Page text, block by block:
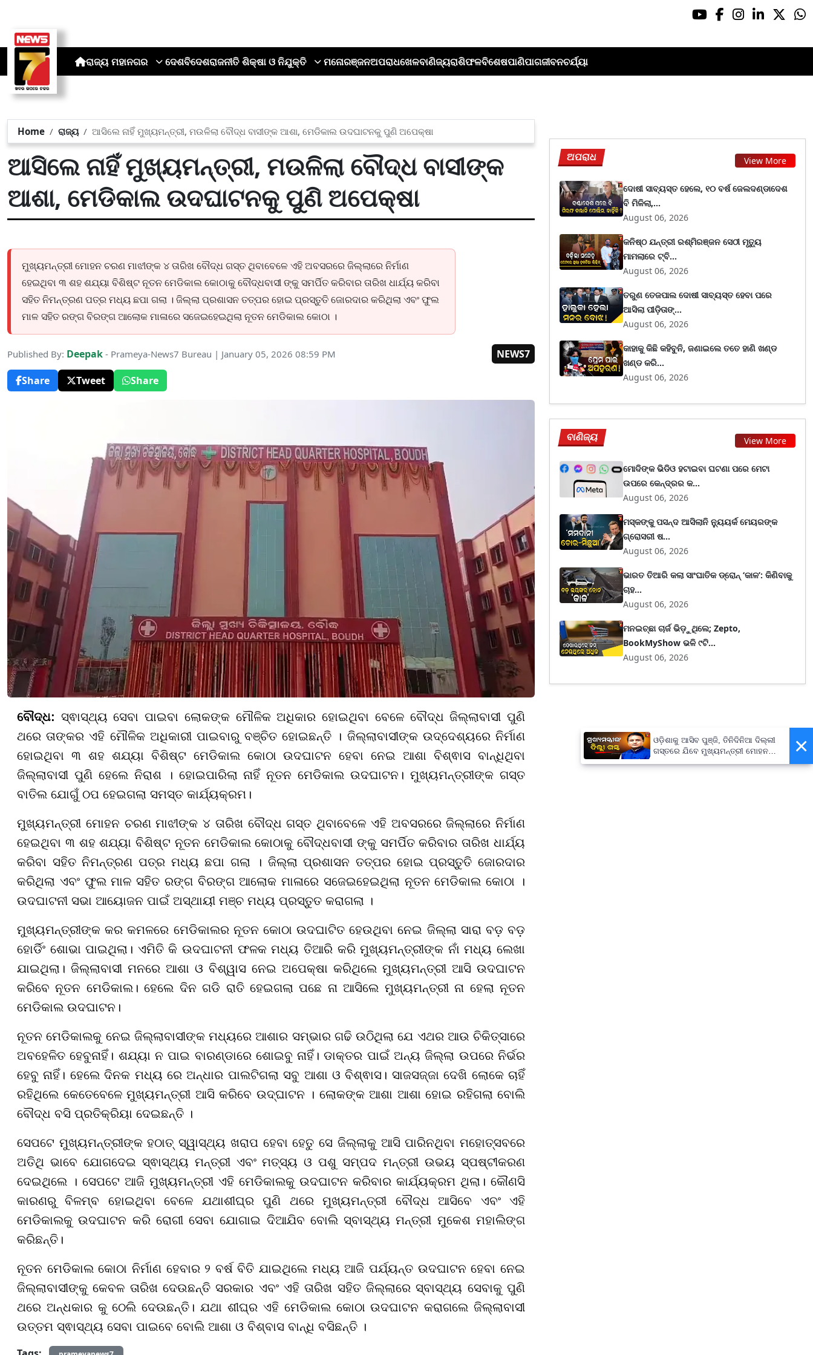
ରାଜ୍ୟ ମହାନଗର ଦେଶବିଦେଶରାଜନୀତି ଶିକ୍ଷା ଓ ନିଯୁକ୍ତି ମନୋରଞ୍ଜନଅପରାଧଖେଳବାଣିଜ୍ୟରାଶିଫଳବିଶେଷପାଣିପାଗଜୀବନଚର୍ଯ୍ୟା
Home ରାଜ୍ୟ ଆସିଲେ ନାହିଁ ମୁଖ୍ୟମନ୍ତ୍ରୀ, ମଉଳିଲା ବୌଦ୍ଧ ବାସୀଙ୍କ ଆଶା, ମେଡିକାଲ ଉଦଘାଟନକୁ ପୁଣି ଅପେକ୍ଷା
ଆସିଲେ ନାହିଁ ମୁଖ୍ୟମନ୍ତ୍ରୀ, ମଉଳିଲା ବୌଦ୍ଧ ବାସୀଙ୍କ
ଆଶା, ମେଡିକାଲ ଉଦଘାଟନକୁ ପୁଣି ଅପେକ୍ଷା
ମୁଖ୍ୟମନ୍ତ୍ରୀ ମୋହନ ଚରଣ ମାଝୀଙ୍କ ୪ ତାରିଖ ବୌଦ୍ଧ ଗସ୍ତ ଥିବାବେଳେ ଏହି ଅବସରରେ ଜିଲ୍ଲାରେ ନିର୍ମାଣ
ହେଇଥିବା ୩ ଶହ ଶଯ୍ୟା ବିଶିଷ୍ଟ ନୂତନ ମେଡିକାଲ କୋଠାକୁ ବୌଦ୍ଧବାସୀ ଙ୍କୁ ସମର୍ପିତ କରିବାର ତାରିଖ ଧାର୍ଯ୍ୟ କରିବା
ସହିତ ନିମନ୍ତ୍ରଣ ପତ୍ର ମଧ୍ୟ ଛପା ଗଲା । ଜିଲ୍ଲା ପ୍ରଶାସନ ତତ୍ପର ହୋଇ ପ୍ରସ୍ତୁତି ଜୋରଦାର କରିଥିଲା ଏବଂ ଫୁଲ
ମାଳ ସହିତ ରଙ୍ଗ ବିରଙ୍ଗ ଆଲୋକ ମାଳାରେ ସଜେଇହେଇଥିଲା ନୂତନ ମେଡିକାଲ କୋଠା ।
Published By: Deepak - Prameya-News7 Bureau | January 05, 2026 08:59 PM
NEWS7
Share
Tweet Share
ବୌଦ୍ଧ: ସ୍ଵାସ୍ଥ୍ୟ ସେବା ପାଇବା ଲୋକଙ୍କ ମୌଳିକ ଅଧିକାର ହୋଇଥିବା ବେଳେ ବୌଦ୍ଧ ଜିଲ୍ଲାବାସୀ ପୁଣି
ଥରେ ତାଙ୍କର ଏହି ମୌଳିକ ଅଧିକାରୀ ପାଇବାରୁ ବଞ୍ଚିତ ହୋଇଛନ୍ତି । ଜିଲ୍ଲାବାସୀଙ୍କ ଉଦ୍ଦେଶ୍ୟରେ ନିର୍ମାଣ
ହୋଇଥିବା ୩ ଶହ ଶଯ୍ୟା ବିଶିଷ୍ଟ ମେଡିକାଲ କୋଠା ଉଦଘାଟନ ହେବା ନେଇ ଆଶା ବିଶ୍ଵାସ ବାନ୍ଧିଥିବା
ଜିଲ୍ଲାବାସୀ ପୁଣି ହେଲେ ନିରାଶ । ହୋଇପାରିଲା ନାହିଁ ନୂତନ ମେଡିକାଲ ଉଦଘାଟନ। ମୁଖ୍ୟମନ୍ତ୍ରୀଙ୍କ ଗସ୍ତ
ବାତିଲ ଯୋଗୁଁ ଠପ ହେଇଗଲା ସମସ୍ତ କାର୍ଯ୍ୟକ୍ରମ।
ମୁଖ୍ୟମନ୍ତ୍ରୀ ମୋହନ ଚରଣ ମାଝୀଙ୍କ ୪ ତାରିଖ ବୌଦ୍ଧ ଗସ୍ତ ଥିବାବେଳେ ଏହି ଅବସରରେ ଜିଲ୍ଲାରେ ନିର୍ମାଣ
ହେଇଥିବା ୩ ଶହ ଶଯ୍ୟା ବିଶିଷ୍ଟ ନୂତନ ମେଡିକାଲ କୋଠାକୁ ବୌଦ୍ଧବାସୀ ଙ୍କୁ ସମର୍ପିତ କରିବାର ତାରିଖ ଧାର୍ଯ୍ୟ
କରିବା ସହିତ ନିମନ୍ତ୍ରଣ ପତ୍ର ମଧ୍ୟ ଛପା ଗଲା । ଜିଲ୍ଲା ପ୍ରଶାସନ ତତ୍ପର ହୋଇ ପ୍ରସ୍ତୁତି ଜୋରଦାର
କରିଥିଲା ଏବଂ ଫୁଲ ମାଳ ସହିତ ରଙ୍ଗ ବିରଙ୍ଗ ଆଲୋକ ମାଳାରେ ସଜେଇହେଇଥିଲା ନୂତନ ମେଡିକାଲ କୋଠା ।
ଉଦଘାଟନୀ ସଭା ଆୟୋଜନ ପାଇଁ ଅସ୍ଥାୟୀ ମଞ୍ଚ ମଧ୍ୟ ପ୍ରସ୍ତୁତ କରାଗଲା ।
ମୁଖ୍ୟମନ୍ତ୍ରୀଙ୍କ କର କମଳରେ ମେଡିକାଲର ନୂତନ କୋଠା ଉଦଘାଟିତ ହେଉଥିବା ନେଇ ଜିଲ୍ଲା ସାରା ବଡ଼ ବଡ଼
ହୋର୍ଡିଂ ଶୋଭା ପାଇଥିଲା। ଏମିତି କି ଉଦଘାଟନୀ ଫଳକ ମଧ୍ୟ ତିଆରି କରି ମୁଖ୍ୟମନ୍ତ୍ରୀଙ୍କ ନାଁ ମଧ୍ୟ ଲେଖା
ଯାଇଥିଲା। ଜିଲ୍ଲାବାସୀ ମନରେ ଆଶା ଓ ବିଶ୍ୱାସ ନେଇ ଅପେକ୍ଷା କରିଥିଲେ ମୁଖ୍ୟମନ୍ତ୍ରୀ ଆସି ଉଦଘାଟନ
କରିବେ ନୂତନ ମେଡିକାଲ। ହେଲେ ଦିନ ଗଡି ରାତି ହେଇଗଲା ପଛେ ନା ଆସିଲେ ମୁଖ୍ୟମନ୍ତ୍ରୀ ନା ହେଲା ନୂତନ
ମେଡିକାଲ ଉଦଘାଟନ।
ନୂତନ ମେଡିକାଲକୁ ନେଇ ଜିଲ୍ଲାବାସୀଙ୍କ ମଧ୍ୟରେ ଆଶାର ସମ୍ଭାର ଗଢି ଉଠିଥିଲା ଯେ ଏଥର ଆଉ ଚିକିତ୍ସାରେ
ଅବହେଳିତ ହେବୁନାହିଁ। ଶଯ୍ୟା ନ ପାଇ ବାରଣ୍ଡାରେ ଶୋଇବୁ ନାହିଁ। ଡାକ୍ତର ପାଇଁ ଅନ୍ୟ ଜିଲ୍ଲା ଉପରେ ନିର୍ଭର
ହେବୁ ନାହିଁ। ହେଲେ ଦିନକ ମଧ୍ୟ ରେ ଅନ୍ଧାର ପାଲଟିଗଲା ସବୁ ଆଶା ଓ ବିଶ୍ଵାସ। ସାଜସଜ୍ଜା ଦେଖି ଲୋକେ ଚାହିଁ
ରହିଥିଲେ କେତେବେଳେ ମୁଖ୍ୟମନ୍ତ୍ରୀ ଆସି କରିବେ ଉଦ୍ଘାଟନ । ଲୋକଙ୍କ ଆଶା ଆଶା ହୋଇ ରହିଗଲା ବୋଲି
ବୌଦ୍ଧ ବସି ପ୍ରତିକ୍ରିୟା ଦେଇଛନ୍ତି ।
ସେପଟେ ମୁଖ୍ୟମନ୍ତ୍ରୀଙ୍କ ହଠାତ୍ ସ୍ୱାସ୍ଥ୍ୟ ଖରାପ ହେବା ହେତୁ ସେ ଜିଲ୍ଲାକୁ ଆସି ପାରିନଥିବା ମହୋତ୍ସବରେ
ଅତିଥି ଭାବେ ଯୋଗଦେଇ ସ୍ଵାସ୍ଥ୍ୟ ମନ୍ତ୍ରୀ ଏବଂ ମତ୍ସ୍ୟ ଓ ପଶୁ ସମ୍ପଦ ମନ୍ତ୍ରୀ ଉଭୟ ସ୍ପଷ୍ଟୀକରଣ
ଦେଇଥିଲେ । ସେପଟେ ଆଜି ମୁଖ୍ୟମନ୍ତ୍ରୀ ଏହି ମେଡିକାଲକୁ ଉଦଘାଟନ କରିବାର କାର୍ଯ୍ୟକ୍ରମ ଥିଲା। କୌଣସି
କାରଣରୁ ବିଳମ୍ବ ହୋଇଥିବା ବେଳେ ଯଥାଶୀଘ୍ର ପୁଣି ଥରେ ମୁଖ୍ୟମନ୍ତ୍ରୀ ବୌଦ୍ଧ ଆସିବେ ଏବଂ ଏହି
ମେଡିକାଲକୁ ଉଦଘାଟନ କରି ରୋଗୀ ସେବା ଯୋଗାଇ ଦିଆଯିବ ବୋଲି ସ୍ବାସ୍ଥ୍ୟ ମନ୍ତ୍ରୀ ମୁକେଶ ମହାଲିଙ୍ଗ
କରିଛନ୍ତି।
ନୂତନ ମେଡିକାଲ କୋଠା ନିର୍ମାଣ ହେବାର ୨ ବର୍ଷ ବିତି ଯାଇଥିଲେ ମଧ୍ୟ ଆଜି ପର୍ଯ୍ୟନ୍ତ ଉଦଘାଟନ ହେବା ନେଇ
ଜିଲ୍ଲାବାସୀଙ୍କୁ କେବଳ ତାରିଖ ଦେଉଛନ୍ତି ସରକାର ଏବଂ ଏହି ତାରିଖ ସହିତ ଜିଲ୍ଲାରେ ସ୍ବାସ୍ଥ୍ୟ ସେବାକୁ ପୁଣି
ଥରେ ଅନ୍ଧକାର କୁ ଠେଲି ଦେଉଛନ୍ତି। ଯଥା ଶୀଘ୍ର ଏହି ମେଡିକାଲ କୋଠା ଉଦଘାଟନ କରାଗଲେ ଜିଲ୍ଲାବାସୀ
ଉତ୍ତମ ସ୍ଵାସ୍ଥ୍ୟ ସେବା ପାଇବେ ବୋଲି ଆଶା ଓ ବିଶ୍ବାସ ବାନ୍ଧି ବସିଛନ୍ତି ।
ଅପରାଧ View More
ଦୋଷୀ ସାବ୍ୟସ୍ତ ହେଲେ, ୧୦ ବର୍ଷ ଜେଲଦଣ୍ଡାଦେଶ
ବି ମିଳିଲା,...
August 06, 2026
କନିଷ୍ଠ ଯନ୍ତ୍ରୀ ରଶ୍ମିରଞ୍ଜନ ସେଠୀ ମୃତ୍ୟୁ
ମାମଲାରେ ଟ୍ବି...
August 06, 2026
ତରୁଣ ତେଜପାଲ ଦୋଷୀ ସାବ୍ୟସ୍ତ ହେବା ପରେ
ଆସିଲା ପୀଡ଼ିତାଙ୍...
August 06, 2026
କାହାକୁ କିଛି କହିବୁନି, ଜଣାଇଲେ ତତେ ହାଣି ଖଣ୍ଡ
ଖଣ୍ଡ କରି...
August 06, 2026
ବାଣିଜ୍ୟ View More
ମୋଦିଙ୍କ ଭିଡିଓ ହଟାଇବା ଘଟଣା ପରେ ମେଟା
ଉପରେ କେନ୍ଦ୍ରର କ...
August 06, 2026
ମସ୍କଙ୍କୁ ପସନ୍ଦ ଆସିଲାନି ନ୍ୟୁୟର୍କ ମେୟରଙ୍କ
ଗ୍ରୋସରୀ ଷ...
August 06, 2026
ଭାରତ ତିଆରି କଲା ସାଂଘାତିକ ଡ୍ରୋନ୍ ‘କାଳ’: କିଣିବାକୁ
ଚାହ...
August 06, 2026
ମନଇଚ୍ଛା ଚାର୍ଜ ଭିଡ଼ୁଥିଲେ; Zepto,
BookMyShow ଭଳି ୯ଟି...
August 06, 2026
×
ଓଡ଼ିଶାକୁ ଆସିବ ପୁଞ୍ଜି, ତିନିଦିନିଆ ଦିଲ୍ଲୀ
ଗସ୍ତରେ ଯିବେ ମୁଖ୍ୟମନ୍ତ୍ରୀ ମୋହନ